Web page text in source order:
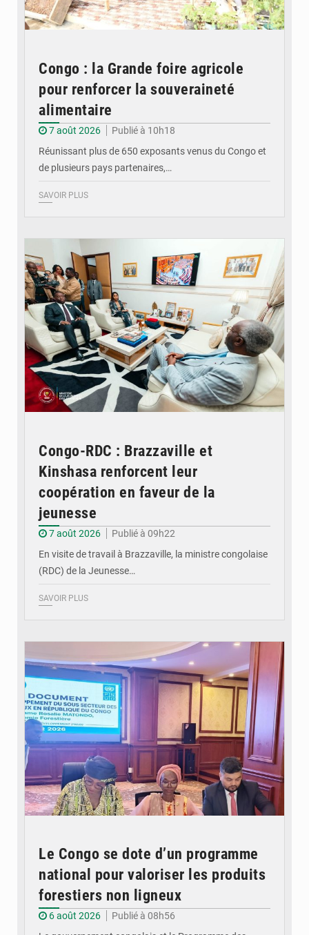
Congo : la Grande foire agricole
pour renforcer la souveraineté
alimentaire
7 août 2026
Publié à 10h18
Réunissant plus de 650 exposants venus du Congo et
de plusieurs pays partenaires,…
SAVOIR PLUS
Congo-RDC : Brazzaville et
Kinshasa renforcent leur
coopération en faveur de la
jeunesse
7 août 2026
Publié à 09h22
En visite de travail à Brazzaville, la ministre congolaise
(RDC) de la Jeunesse…
SAVOIR PLUS
Le Congo se dote d’un programme
national pour valoriser les produits
forestiers non ligneux
6 août 2026
Publié à 08h56